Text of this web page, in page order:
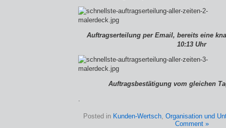
Auftragserteilung per Email, bereits eine
10:13 Uhr
Auftragsbestätigung vom gleichen
.
Posted in Kunden-Wertsch, Organisation und
Comment »